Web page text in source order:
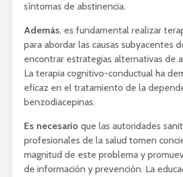
síntomas de abstinencia.
Además, es fundamental realizar
para abordar las causas subyacentes
encontrar estrategias alternativas de
La terapia cognitivo-conductual ha
eficaz en el tratamiento de la
benzodiacepinas.
Es necesario que las autoridades
profesionales de la salud tomen
magnitud de este problema y
de información y prevención. La